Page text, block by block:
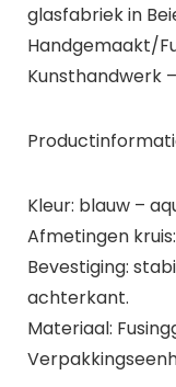
glasfabriek in
Handgemaakt/
Kunsthandwerk
Kleur: blauw –
Afmetingen kruis:
Bevestiging:
achterkant.
Materiaal: